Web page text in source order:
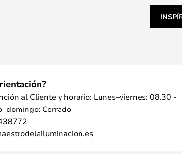
al Cliente y horario: Lunes–viernes: 08.30 -
Cerrado